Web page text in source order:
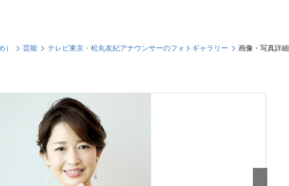
） 芸能 テレビ東京・松丸友紀アナウンサーのフォトギャラリー 画像・写真詳細